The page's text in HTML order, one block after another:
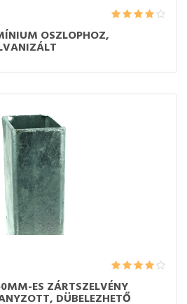
OSZLOPHOZ,
ES ZÁRTSZELVÉNY
DÜBELEZHETŐ